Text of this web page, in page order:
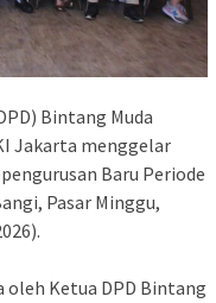
Bintang Muda
Jakarta menggelar
Baru Periode
Pasar Minggu,
oleh Ketua DPD Bintang